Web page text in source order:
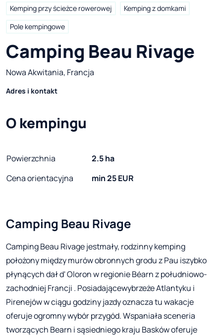
Kemping przy ścieżce rowerowej
Kemping z domkami
Pole kempingowe
Camping Beau Rivage
Nowa Akwitania, Francja
Adres i kontakt
O kempingu
Powierzchnia
2.5 ha
Cena orientacyjna
min 25 EUR
Camping Beau Rivage
Camping Beau Rivage jestmały, rodzinny kemping
położony między murów obronnych grodu z Pau iszybko
płynących dał d' Oloron w regionie Béarn z południowo-
zachodniej Francji . Posiadającewybrzeże Atlantyku i
Pirenejów w ciągu godziny jazdy oznacza tu wakacje
oferuje ogromny wybór przygód. Wspaniała sceneria
tworzących Bearn i sąsiedniego kraju Basków oferuje